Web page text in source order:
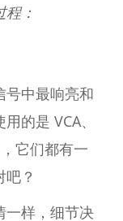
：
号中最响亮和
的是 VCA、
它们都有一
？
一样，细节决